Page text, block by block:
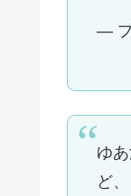
—
ゆ
ど